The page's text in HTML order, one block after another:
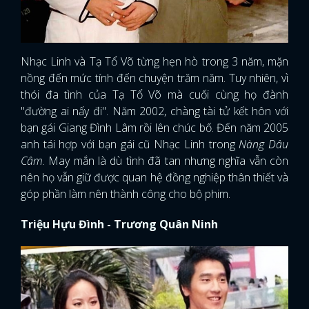
Nhạc Linh và Tạ Tổ Võ từng hẹn hò trong 3 năm, mặn
nồng đến mức tính đến chuyện trăm năm. Tuy nhiên, vì
thói đa tình của Tạ Tổ Võ mà cuối cùng họ đành
"đường ai nấy đi". Năm 2002, chàng tài tử kết hôn với
bạn gái Giang Đình Lâm rồi lên chúc bố. Đến năm 2005
anh tái hợp với bạn gái cũ Nhạc Linh trongNàng Dâu
Câm. May mắn là dù tình đã tan nhưng nghĩa vẫn còn
nên họ vẫn giữ được quan hệ đồng nghiệp thân thiết và
góp phần làm nên thành công cho bộ phim.
Triệu Hựu Đình - Trương Quân Ninh